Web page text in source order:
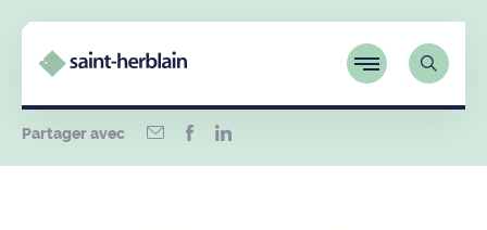
Partager avec